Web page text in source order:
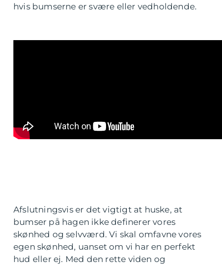
hvis bumserne er svære eller vedholdende.
Afslutningsvis er det vigtigt at huske, at
bumser på hagen ikke definerer vores
skønhed og selvværd. Vi skal omfavne vores
egen skønhed, uanset om vi har en perfekt
hud eller ej. Med den rette viden og